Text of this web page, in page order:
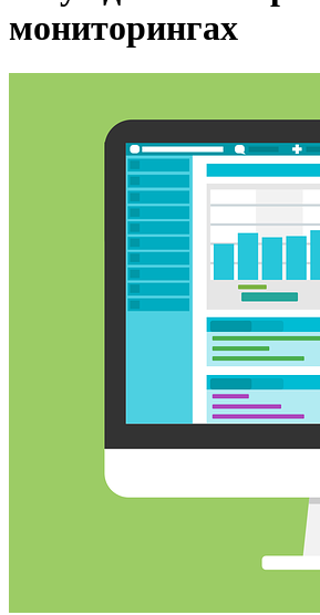
мониторингах